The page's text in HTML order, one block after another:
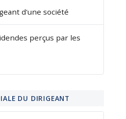
d'une société
perçus par les
DU DIRIGEANT